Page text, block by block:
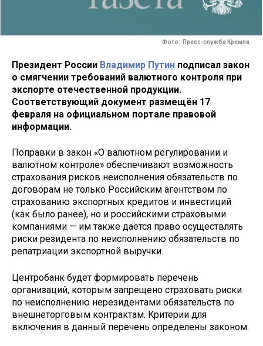
Фото: Пресс-служба Кремля
Президент России Владимир Путин подписал закон
о смягчении требований валютного контроля при
экспорте отечественной продукции.
Соответствующий документ размещён 17
февраля на официальном портале правовой
информации.
Поправки в закон «О валютном регулировании и
валютном контроле» обеспечивают возможность
страхования рисков неисполнения обязательств по
договорам не только Российским агентством по
страхованию экспортных кредитов и инвестиций
(как было ранее), но и российскими страховыми
компаниями — им также даётся право осуществлять
риски резидента по неисполнению обязательств по
репатриации экспортной выручки.
Центробанк будет формировать перечень
организаций, которым запрещено страховать риски
по неисполнению нерезидентами обязательств по
внешнеторговым контрактам. Критерии для
включения в данный перечень определены законом.